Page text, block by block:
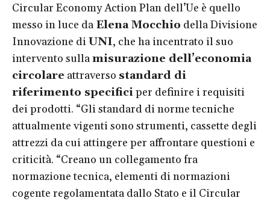
Circular Economy Action Plan dell’Ue è quello
messo in luce da Elena Mocchio della Divisione
Innovazione diUNI, che ha incentrato il suo
intervento sullamisurazione dell’economia
circolare attraverso standard di
riferimento specificiper definire i requisiti
dei prodotti. “Gli standard di norme tecniche
attualmente vigenti sono strumenti, cassette degli
attrezzi da cui attingere per affrontare questioni e
criticità. “Creano un collegamento fra
normazione tecnica, elementi di normazioni
cogente regolamentata dallo Stato e il Circular